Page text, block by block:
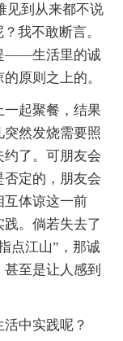
见到从来都不说
我不敢断言。
——生活里的诚
原则之上的。
起聚餐，结果
然发烧需要照
约了。可朋友会
定的，朋友会
互体谅这一前
。倘若失去了
点江山”，那诚
至是让人感到
中实践呢？